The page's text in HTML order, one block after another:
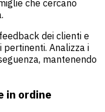
che cercano
dei clienti e
Analizza i
mantenendo
in ordine